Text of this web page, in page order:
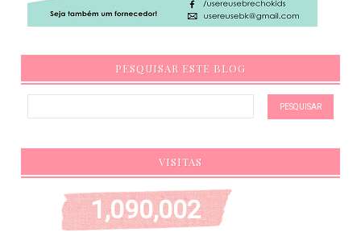
PESQUISAR ESTE BLOG
VISITAS
1,090,002